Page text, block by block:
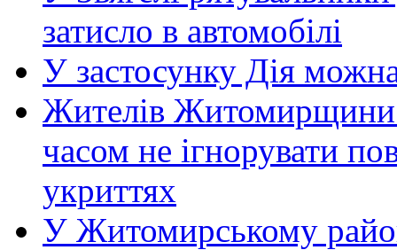
затисло в автомобілі
У застосунку Дія
Жителів Житомирщини
часом не ігнорувати
укриттях
У Житомирському